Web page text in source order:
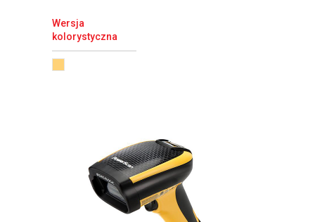
Wersja
kolorystyczna